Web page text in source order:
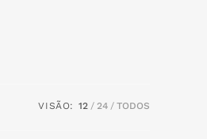
VISÃO: 12 24 TODOS